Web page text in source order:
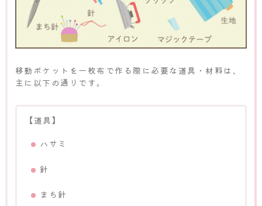
移動ポケットを一枚布で作る際に必要な道具・材料は、
主に以下の通りです。
【道具】
ハサミ
針
まち針